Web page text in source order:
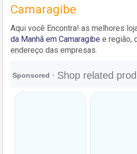
Camaragibe
Aqui você Encontra! as melhores
da Manhã em Camaragibe e região,
endereço das empresas.